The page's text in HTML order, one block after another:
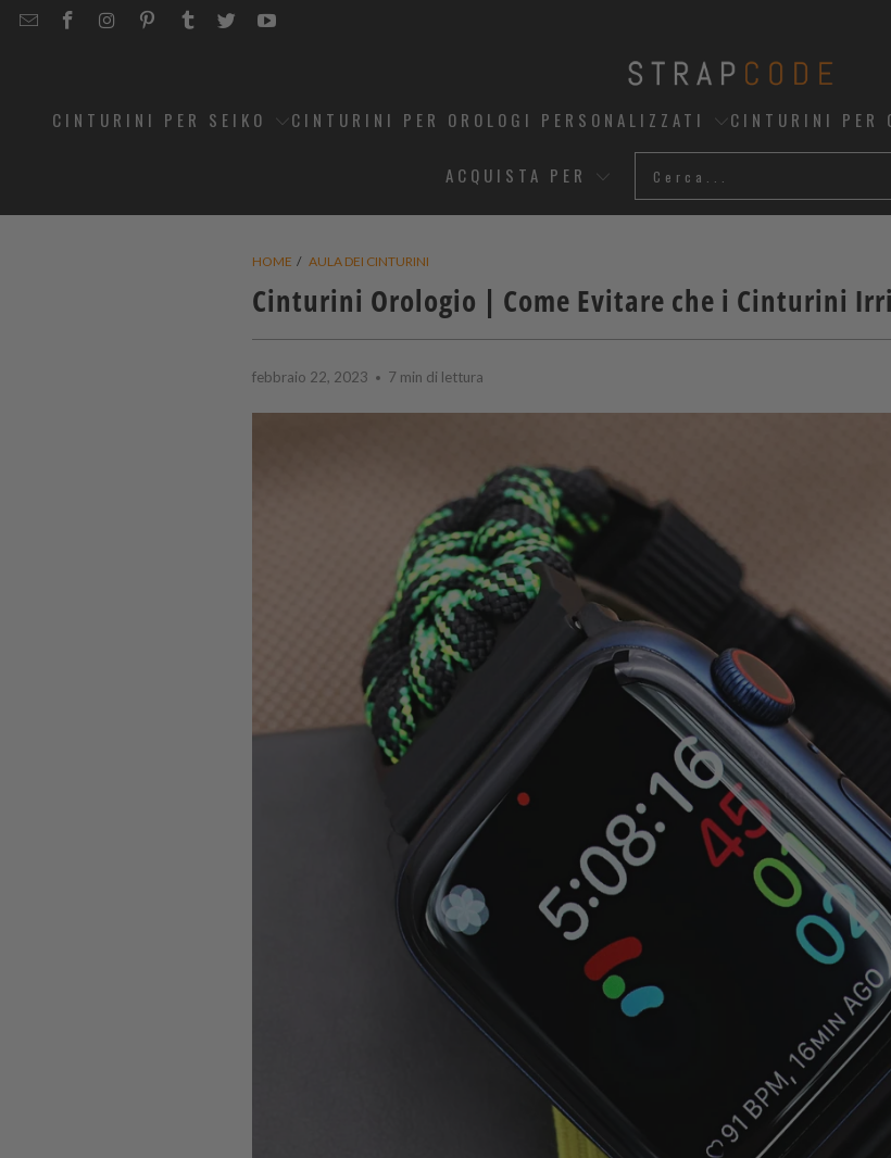
EMAILSTRAPCODE
STRAPCODE
STRAPCODE
STRAPCODE
STRAPCODE
STRAPCODE
CINTURINI PER SEIKO CINTURINI PER OROLOGI PERSONALIZZATI CINTURINI PER
ACQUISTA PER
HOME / AULA DEI CINTURINI
Cinturini Orologio | Come Evitare che i Cinturini
febbraio 22, 2023 7 min di lettura